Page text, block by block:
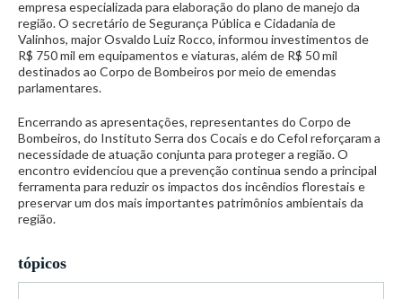
empresa especializada para elaboração do plano de manejo da
região. O secretário de Segurança Pública e Cidadania de
Valinhos, major Osvaldo Luiz Rocco, informou investimentos de
R$ 750 mil em equipamentos e viaturas, além de R$ 50 mil
destinados ao Corpo de Bombeiros por meio de emendas
parlamentares.
Encerrando as apresentações, representantes do Corpo de
Bombeiros, do Instituto Serra dos Cocais e do Cefol reforçaram a
necessidade de atuação conjunta para proteger a região. O
encontro evidenciou que a prevenção continua sendo a principal
ferramenta para reduzir os impactos dos incêndios florestais e
preservar um dos mais importantes patrimônios ambientais da
região.
tópicos